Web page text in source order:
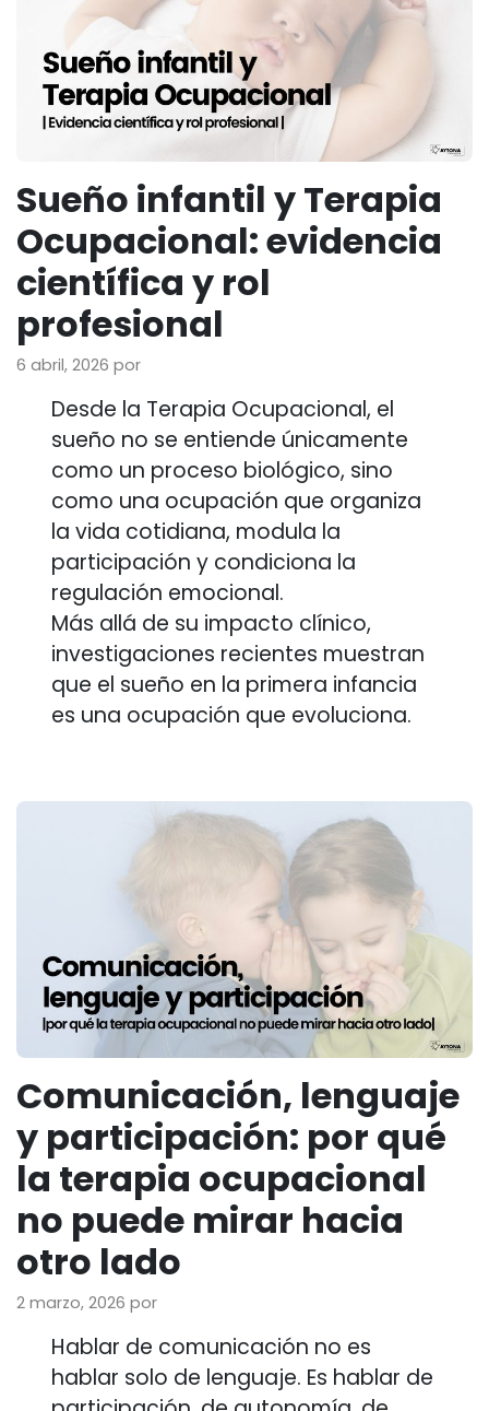
Sueño infantil y Terapia
Ocupacional: evidencia
científica y rol
profesional
6 abril, 2026 por
Desde la Terapia Ocupacional, el
sueño no se entiende únicamente
como un proceso biológico, sino
como una ocupación que organiza
la vida cotidiana, modula la
participación y condiciona la
regulación emocional.
Más allá de su impacto clínico,
investigaciones recientes muestran
que el sueño en la primera infancia
es una ocupación que evoluciona.
Comunicación, lenguaje
y participación: por qué
la terapia ocupacional
no puede mirar hacia
otro lado
2 marzo, 2026 por
Hablar de comunicación no es
hablar solo de lenguaje. Es hablar de